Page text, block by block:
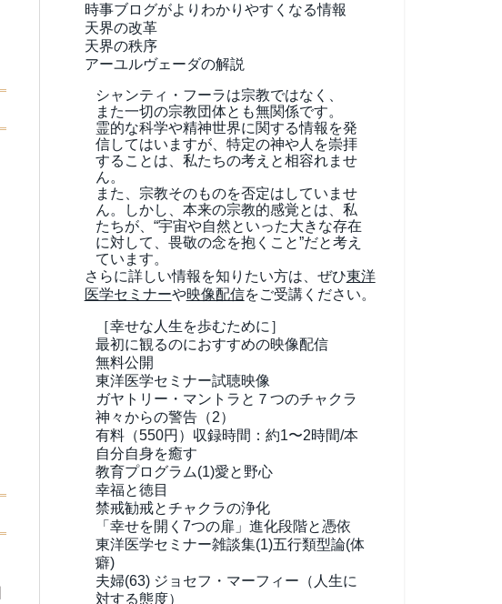
時事ブログがよりわかりやすくなる情報
天界の改革
天界の秩序
アーユルヴェーダの解説
シャンティ・フーラは宗教ではなく、
また一切の宗教団体とも無関係です。
霊的な科学や精神世界に関する情報を発
信してはいますが、特定の神や人を崇拝
することは、私たちの考えと相容れませ
ん。
また、宗教そのものを否定はしていませ
ん。しかし、本来の宗教的感覚とは、私
たちが、“宇宙や自然といった大きな存在
に対して、畏敬の念を抱くこと”だと考え
ています。
さらに詳しい情報を知りたい方は、ぜひ東洋
医学セミナーや映像配信をご受講ください。
［幸せな人生を歩むために］
最初に観るのにおすすめの映像配信
無料公開
東洋医学セミナー試聴映像
ガヤトリー・マントラと７つのチャクラ
神々からの警告（2）
有料（550円） 収録時間：約1〜2時間/本
自分自身を癒す
教育プログラム(1)愛と野心
幸福と徳目
禁戒勧戒とチャクラの浄化
「幸せを開く7つの扉」進化段階と憑依
東洋医学セミナー雑談集(1)五行類型論(体
癖)
夫婦(63) ジョセフ・マーフィー（人生に
対する態度）